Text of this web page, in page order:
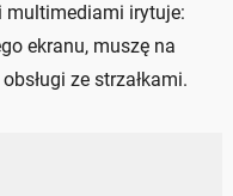
multimediami irytuje:
ekranu, muszę na
ze strzałkami.